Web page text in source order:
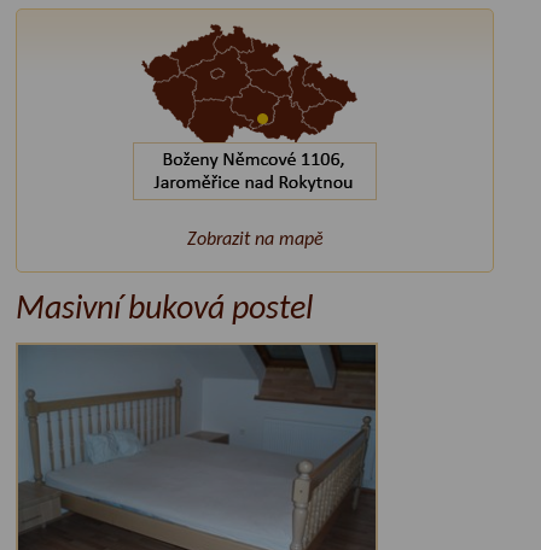
Zobrazit na mapě
Masivní buková postel